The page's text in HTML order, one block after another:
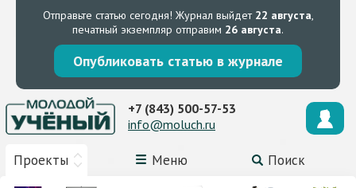
Отправьте статью сегодня! Журнал выйдет 22 августа,
печатный экземпляр отправим 26 августа.
Опубликовать статью в журнале
Проекты Меню Поиск
+7 (843) 500-57-53
info@moluch.ru